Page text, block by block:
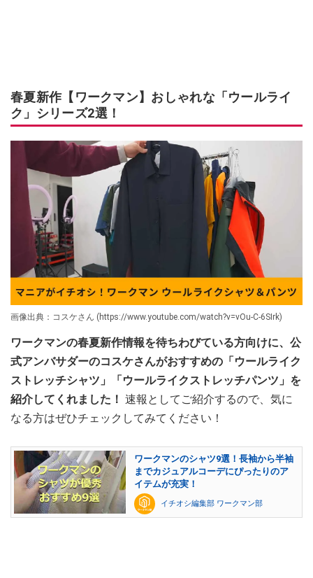
春夏新作【ワークマン】おしゃれな「ウールライ
ク」シリーズ2選！
画像出典：コスケさん (https://www.youtube.com/watch?v=vOu-C-6SIrk)
ワークマンの春夏新作情報を待ちわびている方向けに、公
式アンバサダーのコスケさんがおすすめの「ウールライク
ストレッチシャツ」「ウールライクストレッチパンツ」を
紹介してくれました！ 速報としてご紹介するので、気に
なる方はぜひチェックしてみてください！
ワークマンのシャツ9選！長袖から半袖
までカジュアルコーデにぴったりのア
イテムが充実！
イチオシ編集部 ワークマン部